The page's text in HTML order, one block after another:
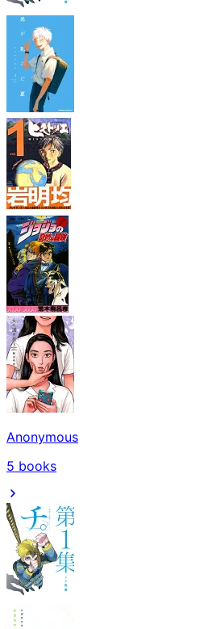
Anonymous
5 books